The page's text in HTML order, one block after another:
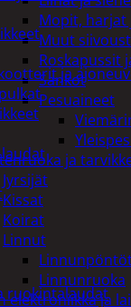
Mopit, harjat
Muut
Roskapussit
Sankot
Pesuaineet
ja
Jyrsijät
Kissat
Koirat
Linnut
Linnunruoka
elektroniikka ja
ja
ruokintalaudat